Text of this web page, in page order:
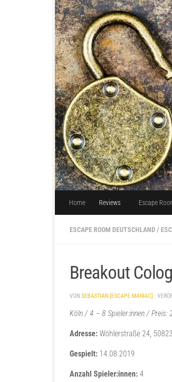
Unter dem Inhalt
Home Reviews Escape
ESCAPE ROOM DEUTSCHLAND /
Breakout
VON SEBASTIAN [ESCAPE MANIAC] ·
Köln / 4 – 8 Spieler:innen /
Adresse: Wöhlerstraße 24,
Gespielt: 14.08.2019
Anzahl Spieler:innen: 4